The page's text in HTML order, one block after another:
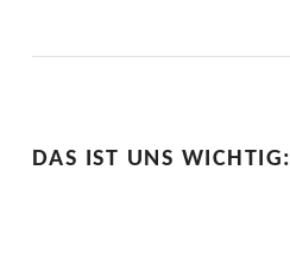
DAS IST UNS WICHTIG: